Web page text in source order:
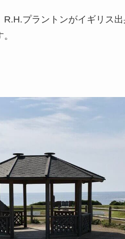
プラントンがイギリス